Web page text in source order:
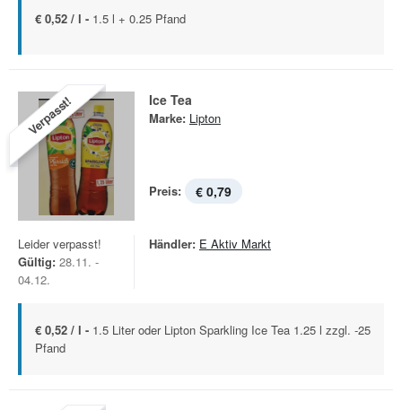
€ 0,52 / l - 1.5 l + 0.25 Pfand
Verpasst! Ice Tea
Marke: Lipton
Preis: € 0,79
Leider verpasst!
Gültig: 28.11. -
04.12.
Händler: E Aktiv Markt
€ 0,52 / l - 1.5 Liter oder Lipton Sparkling Ice Tea 1.25 l zzgl. -25
Pfand